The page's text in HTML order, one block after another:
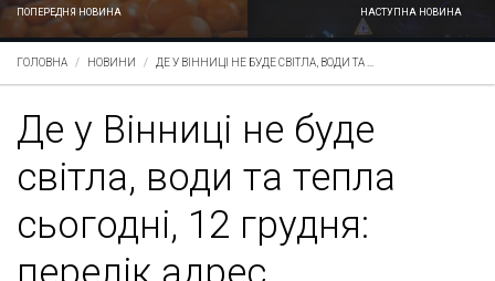
ПОПЕРЕДНЯ НОВИНА НАСТУПНА НОВИНА
ГОЛОВНА НОВИНИ ДЕ У ВІННИЦІ НЕ БУДЕ СВІТЛА, ВОДИ ТА ...
Де у Вінниці не буде
світла, води та тепла
сьогодні, 12 грудня: